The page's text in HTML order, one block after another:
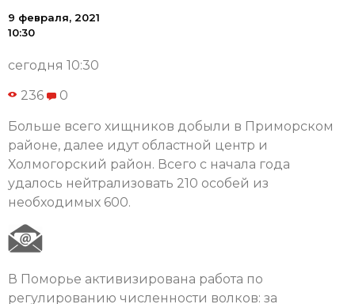
9 февраля, 2021
10:30
сегодня 10:30
236 0
Больше всего хищников добыли в Приморском
районе, далее идут областной центр и
Холмогорский район. Всего с начала года
удалось нейтрализовать 210 особей из
необходимых 600.
В Поморье активизирована работа по
регулированию численности волков: за